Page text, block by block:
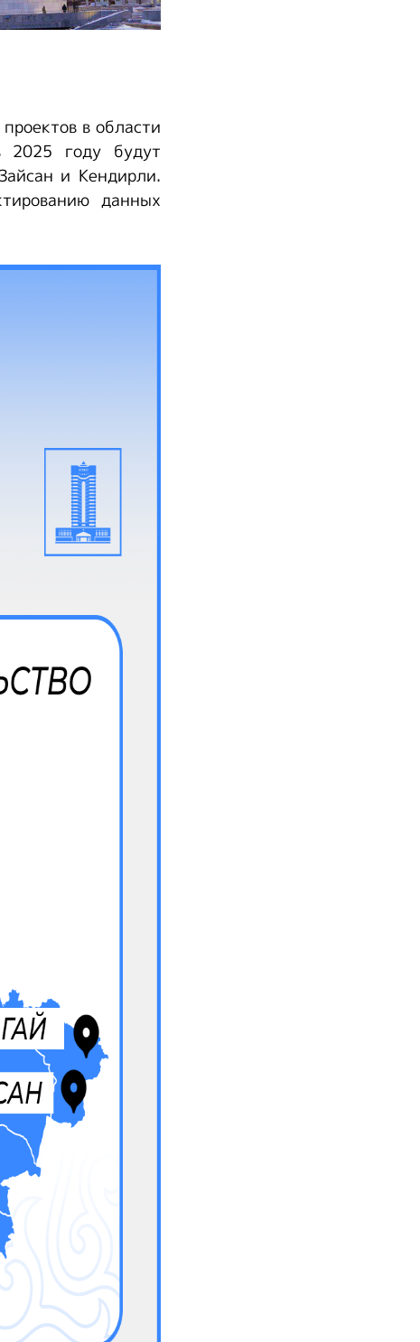
в области
2025 году будут
и Кендирли.
данных